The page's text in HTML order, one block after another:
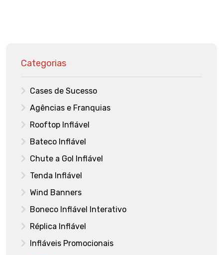
Categorias
Cases de Sucesso
Agências e Franquias
Rooftop Inflável
Bateco Inflável
Chute a Gol Inflável
Tenda Inflável
Wind Banners
Boneco Inflável Interativo
Réplica Inflável
Infláveis Promocionais